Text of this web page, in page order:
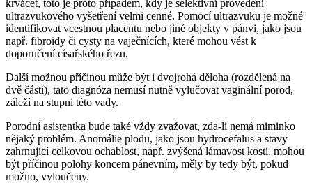
krvácet, toto je proto případem, kdy je selektivní provedení
ultrazvukového vyšetření velmi cenné. Pomocí ultrazvuku je možné
identifikovat vcestnou placentu nebo jiné objekty v pánvi, jako jsou
např. fibroidy či cysty na vaječnících, které mohou vést k
doporučení císařského řezu.
Další možnou příčinou může být i dvojrohá děloha (rozdělená na
dvě části), tato diagnóza nemusí nutně vylučovat vaginální porod,
záleží na stupni této vady.
Porodní asistentka bude také vždy zvažovat, zda-li nemá miminko
nějaký problém. Anomálie plodu, jako jsou hydrocefalus a stavy
zahrnující celkovou ochablost, např. zvýšená lámavost kostí, mohou
být příčinou polohy koncem pánevním, měly by tedy být, pokud
možno, vyloučeny.